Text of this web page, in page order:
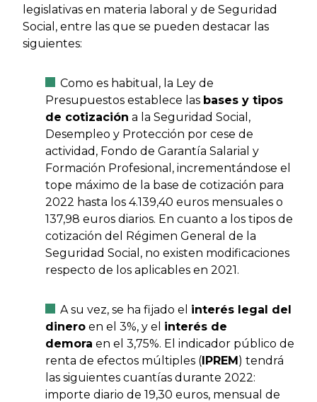
legislativas en materia laboral y de Seguridad
Social, entre las que se pueden destacar las
siguientes:
Como es habitual, la Ley de
Presupuestos establece las bases y tipos
de cotización a la Seguridad Social,
Desempleo y Protección por cese de
actividad, Fondo de Garantía Salarial y
Formación Profesional, incrementándose el
tope máximo de la base de cotización para
2022 hasta los 4.139,40 euros mensuales o
137,98 euros diarios. En cuanto a los tipos de
cotización del Régimen General de la
Seguridad Social, no existen modificaciones
respecto de los aplicables en 2021.
A su vez, se ha fijado el interés legal del
dinero en el 3%, y el interés de
demora en el 3,75%. El indicador público de
renta de efectos múltiples (IPREM) tendrá
las siguientes cuantías durante 2022:
importe diario de 19,30 euros, mensual de